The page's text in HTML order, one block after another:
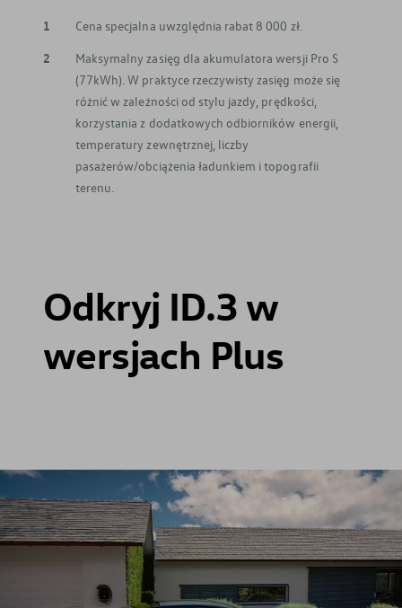
1 Cena specjalna uwzględnia rabat 8 000 zł.
2
Maksymalny zasięg dla akumulatora wersji Pro S
(77kWh). W praktyce rzeczywisty zasięg może się
różnić w zależności od stylu jazdy, prędkości,
korzystania z dodatkowych odbiorników energii,
temperatury zewnętrznej, liczby
pasażerów/obciążenia ładunkiem i topografii
terenu.
Odkryj ID.3 w
wersjach Plus